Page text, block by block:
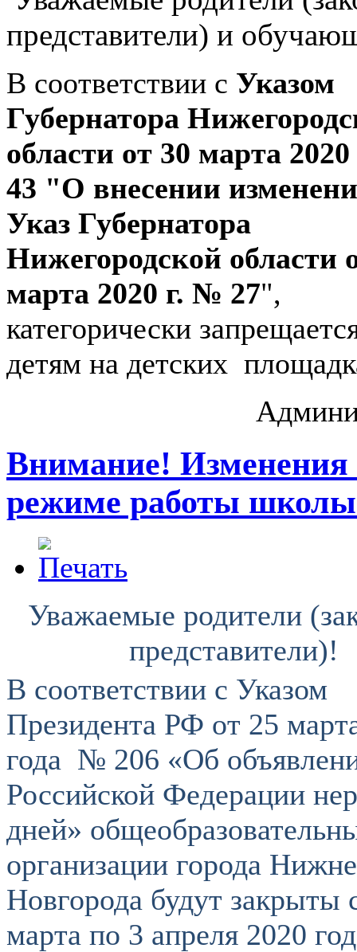
представители) и
В соответствии с Указом
Губернатора
области от 30 марта
43 "О внесении
Указ Губернатора
Нижегородской области
марта 2020 г. № 27",
категорически
детям на детских
Внимание! Изменения
режиме работы
Уважаемые родители
представители)!
В соответствии с Указом
Президента РФ от 25
года № 206 «Об
Российской Федерации
дней»
организации города
Новгорода будут закрыты
марта по 3 апреля 2020